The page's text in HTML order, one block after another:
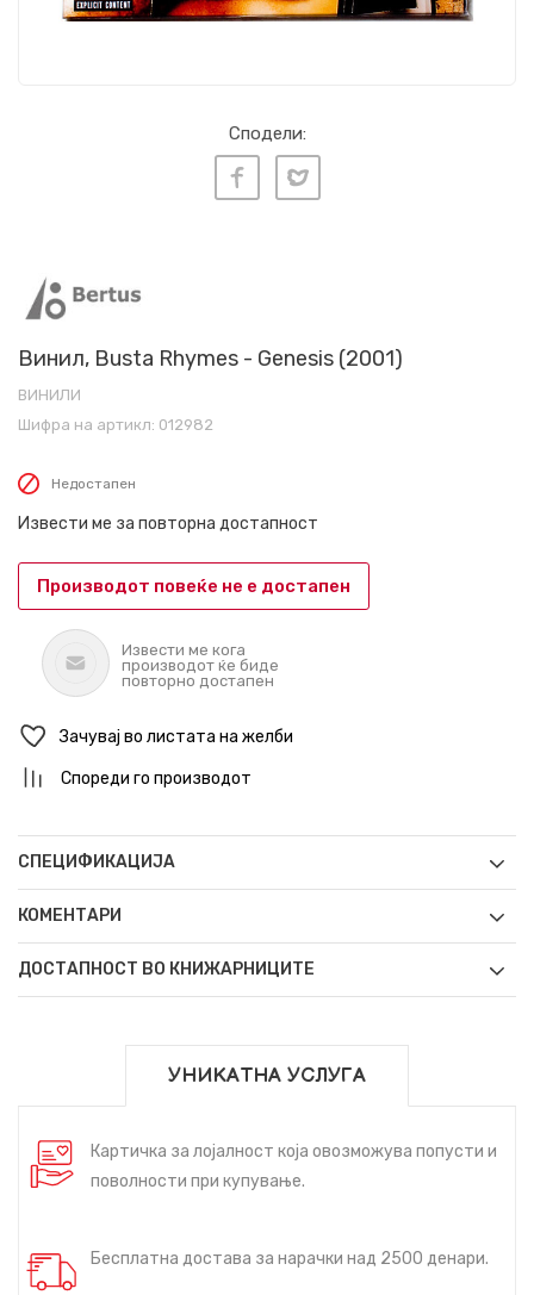
Сподели:
Винил, Busta Rhymes - Genesis (2001)
ВИНИЛИ
Шифра на артикл: 012982
Недостапен
Извести ме за повторна достапност
Производот повеќе не е достапен
Извести ме кога
производот ќе биде
повторно достапен
Зачувај во листата на желби
Спореди го производот
СПЕЦИФИКАЦИЈА
КОМЕНТАРИ
ДОСТАПНОСТ ВО КНИЖАРНИЦИТЕ
УНИКАТНА УСЛУГА
Картичка за лојалност која овозможува попусти и
поволности при купување.
Бесплатна достава за нарачки над 2500 денари.